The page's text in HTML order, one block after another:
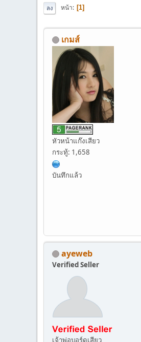
ลง หน้า 1
เกมส์
หัวหน้าแก๊งเสียว
กระทู้: 1,658
บันทึกแล้ว
ayeweb
Verified Seller
เจ้าพ่อบอร์ดเสียว